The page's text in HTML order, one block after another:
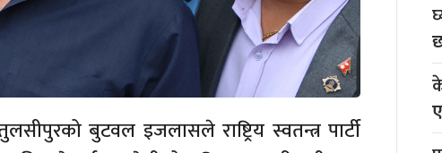
बुटवल इजलासले राष्ट्रिय स्वतन्त्र पार्टी